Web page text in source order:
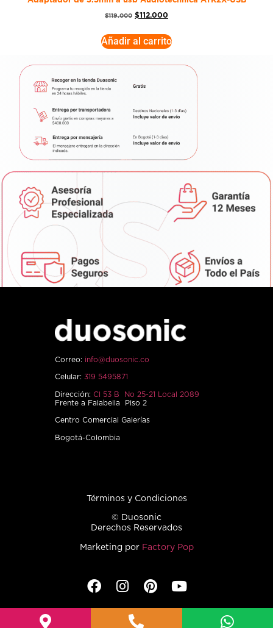
$119.000 $112.000
Añadir al carrito
Correo: info@duosonic.co
Celular: 319 5495871
Dirección: Cl 53 B No 25-21 Local 2089
Frente a Falabella Piso 2
Centro Comercial Galerías
Bogotá-Colombia
Términos y Condiciones
© Duosonic
Derechos Reservados
Marketing por Factory Pop